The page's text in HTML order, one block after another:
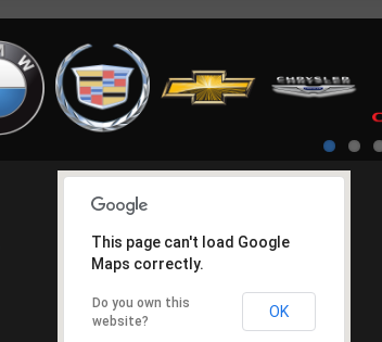
This page can't load Google
Maps correctly.
Do you own this
website?
OK